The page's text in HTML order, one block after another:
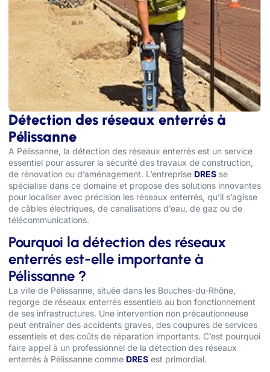
Détection des réseaux enterrés à
Pélissanne
A Pélissanne, la détection des réseaux enterrés est un service
essentiel pour assurer la sécurité des travaux de construction,
de rénovation ou d’aménagement. L’entreprise DRES se
spécialise dans ce domaine et propose des solutions innovantes
pour localiser avec précision les réseaux enterrés, qu’il s’agisse
de câbles électriques, de canalisations d’eau, de gaz ou de
télécommunications.
Pourquoi la détection des réseaux
enterrés est-elle importante à
Pélissanne ?
La ville de Pélissanne, située dans les Bouches-du-Rhône,
regorge de réseaux enterrés essentiels au bon fonctionnement
de ses infrastructures. Une intervention non précautionneuse
peut entraîner des accidents graves, des coupures de services
essentiels et des coûts de réparation importants. C’est pourquoi
faire appel à un professionnel de la détection des réseaux
enterrés à Pélissanne comme DRES est primordial.